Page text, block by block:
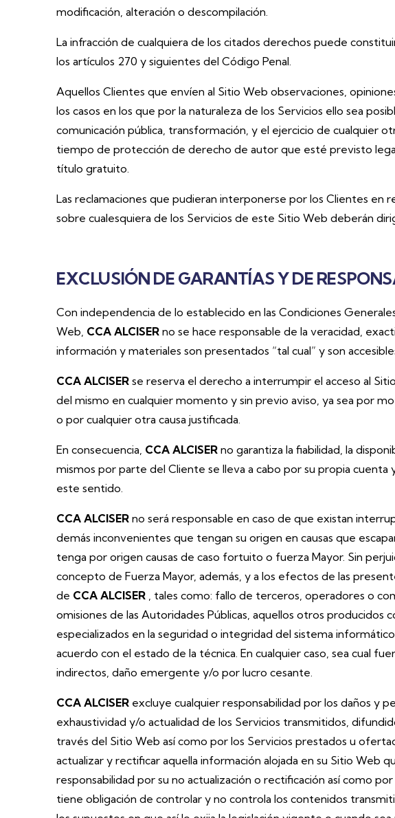
modificación, alteración o descompilación.
La infracción de cualquiera de los citados derechos puede
los artículos 270 y siguientes del Código Penal.
Aquellos Clientes que envíen al Sitio Web observaciones,
los casos en los que por la naturaleza de los Servicios ello sea
comunicación pública, transformación, y el ejercicio de cualquier
tiempo de protección de derecho de autor que esté previsto
título gratuito.
Las reclamaciones que pudieran interponerse por los Clientes
sobre cualesquiera de los Servicios de este Sitio Web deberán
EXCLUSIÓN DE GARANTÍAS Y DE
Con independencia de lo establecido en las Condiciones
Web, CCA ALCISER no se hace responsable de la veracidad,
información y materiales son presentados “tal cual” y son
CCA ALCISER se reserva el derecho a interrumpir el acceso al
del mismo en cualquier momento y sin previo aviso, ya sea por
o por cualquier otra causa justificada.
En consecuencia, CCA ALCISER no garantiza la fiabilidad, la
mismos por parte del Cliente se lleva a cabo por su propia
este sentido.
CCA ALCISER no será responsable en caso de que existan
demás inconvenientes que tengan su origen en causas que
tenga por origen causas de caso fortuito o fuerza Mayor. Sin
concepto de Fuerza Mayor, además, y a los efectos de las
de CCA ALCISER , tales como: fallo de terceros, operadores o
omisiones de las Autoridades Públicas, aquellos otros
especializados en la seguridad o integridad del sistema
acuerdo con el estado de la técnica. En cualquier caso, sea cual
indirectos, daño emergente y/o por lucro cesante.
CCA ALCISER excluye cualquier responsabilidad por los daños y
exhaustividad y/o actualidad de los Servicios transmitidos,
través del Sitio Web así como por los Servicios prestados u
actualizar y rectificar aquella información alojada en su Sitio Web
responsabilidad por su no actualización o rectificación así como
tiene obligación de controlar y no controla los contenidos